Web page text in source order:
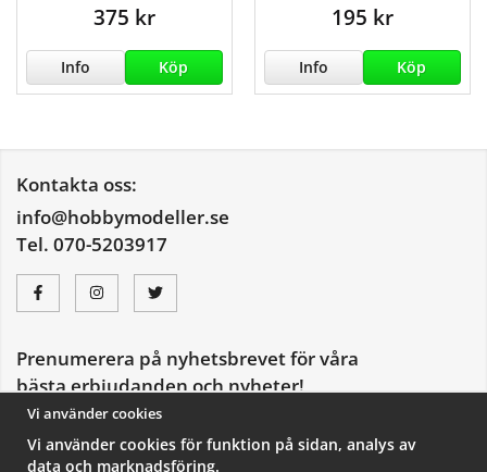
375 kr
Info Köp
195 kr
Info Köp
Kontakta oss:
info@hobbymodeller.se
Tel. 070-5203917
Prenumerera på nyhetsbrevet för våra
bästa erbjudanden och nyheter!
E-
postadress
De uppgifter du matar in kommer endast användas till våra nyhetsbrev.
Vi använder cookies
Vi använder cookies för funktion på sidan, analys av
data och marknadsföring.